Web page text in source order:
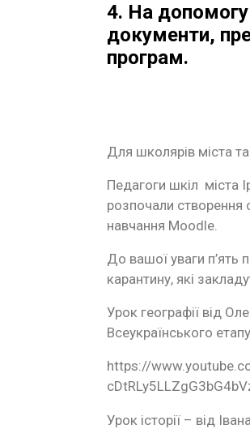
4. На допомогу
документи,
програм.
Для школярів міста
Педагоги шкіл міста
розпочали створення
навчання Moodle.
До вашої уваги п’ять
карантину, які
Урок географії від
Всеукраїнського
https://
Урок історії – від